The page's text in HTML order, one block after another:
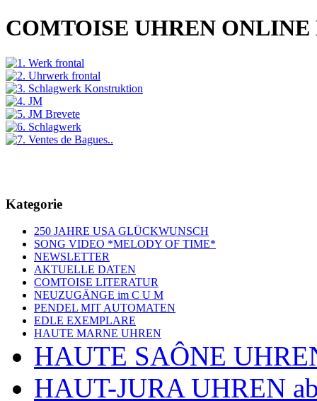
COMTOISE UHREN ONLINE
Kategorie
250 JAHRE USA GLÜCKWUNSCH
SONG VIDEO *MELODY OF TIME*
NEWSLETTER
AKTUELLE DATEN
COMTOISE LITERATUR
NEUZUGÄNGE im C U M
PENDEL MIT AUTOMATEN
EDLE EXEMPLARE
HAUTE MARNE UHREN
HAUTE SAÔNE
HAUT-JURA UHREN